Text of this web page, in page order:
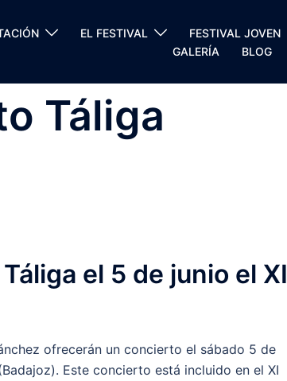
EL FESTIVAL FESTIVAL JOVEN
GALERÍA
BLOG
Táliga
el 5 de junio el XI
ofrecerán un concierto el sábado 5 de
Este concierto está incluido en el XI